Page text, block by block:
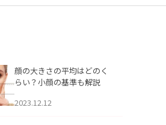
顔の大きさの平均はどのく
らい？小顔の基準も解説
2023.12.12